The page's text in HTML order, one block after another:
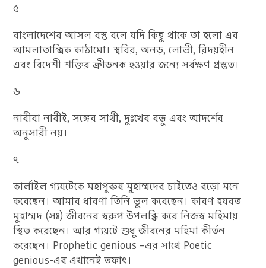
৫
বাংলাদেশের আসল বস্তু বলে যদি কিছু থাকে তা হলো এর
আমলাতান্ত্রিক কাঠামো। স্থবির, অনড়, লোভী, রিদয়হীন
এবং বিদেশী শক্তির ক্রীড়নক হওয়ার জন্যে সর্বক্ষণ প্রস্তুত।
৬
নারীরা নারীই, সঙ্গের সাথী, দুঃখের বন্ধু এবং আদর্শের
অনুসারী নয়।
৭
কার্লাইল গ্যয়টেকে মহাপুরুষ মুহাম্মদের চাইতেও বড়ো মনে
করেছেন। আমার ধারণা তিনি ভুল করেছেন। কারণ হযরত
মুহাম্মদ (সঃ) জীবনের স্বরুপ উপলব্ধি করে নিজস্ব মহিমায়
স্থিত করেছেন। আর গ্যয়টে শুধু জীবনের মহিমা কীর্তন
করেছেন। Prophetic genious –এর সাথে Poetic
genious-এর এখানেই তফাৎ।